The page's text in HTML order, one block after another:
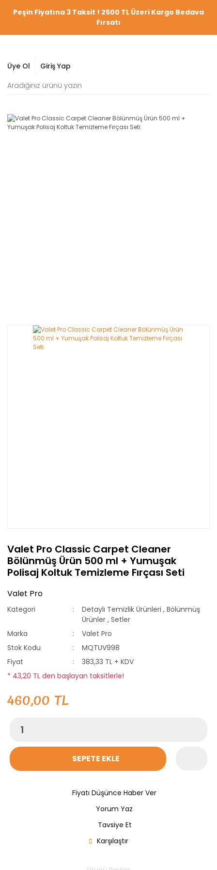
Peşin Fiyatına 3 Taksit ! 2500 TL Üzeri Kargo Bedava
Fırsatı
Üye Ol Giriş Yap
Valet Pro Classic Carpet Cleaner
Bölünmüş Ürün 500 ml + Yumuşak
Polisaj Koltuk Temizleme Fırçası Seti
Valet Pro
Kategori Detaylı Temizlik Ürünleri ,Bölünmüş
Ürünler ,Setler
Marka
Valet Pro
Stok Kodu
MQTUV998
Fiyat
383,33 TL + KDV
* 43,20 TL den başlayan taksitlerle!
460,00 TL
SEPETE EKLE
Fiyatı Düşünce Haber Ver
Yorum Yaz
Tavsiye Et
Karşılaştır